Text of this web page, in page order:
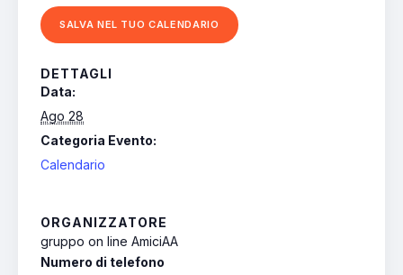
SALVA NEL TUO CALENDARIO
DETTAGLI
Data:
Ago 28
Categoria Evento:
Calendario
ORGANIZZATORE
gruppo on line AmiciAA
Numero di telefono